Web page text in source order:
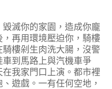
滅你的家園，造成你龐
再用環境壓迫你，騎樓
樓剁生肉洗大腸，沒警
到馬路上與汽機車爭
我家門口上演。都市裡
遊戲。一有任何空地，